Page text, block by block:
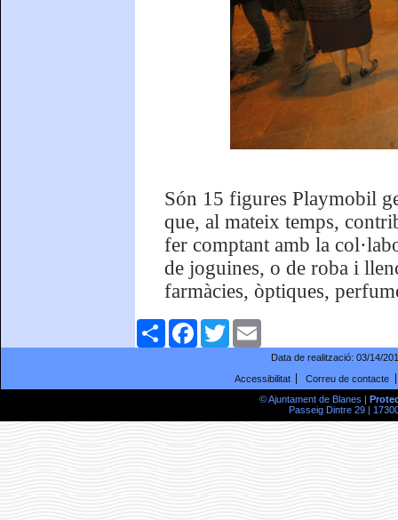
Són 15 figures Playmobil
que, al mateix temps,
fer comptant amb la
de joguines, o de roba i
farmàcies, òptiques,
ComparteixFacebookTwitter
Data de realització: 03/14/
Accessibilitat
Correu de contacte
© Ajuntament de Blanes |
Passeig Dintre 29 |